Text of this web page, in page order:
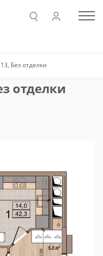
Без отделки
отделки